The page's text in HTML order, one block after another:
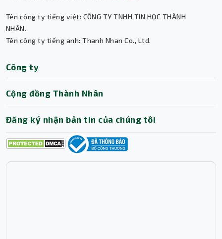
Tích hợp micro thuận tiện cho cuộc gọi
Tai nghe Sony WI-C100 tích hợp
hỗ trợ đàm thoại rõ ràng, không tiếng ồn. Đây là một
Tên công ty tiếng việt: CÔNG TY TNHH TIN HỌC THÀNH
NHÂN.
Tên công ty tiếng anh: Thanh Nhan Co., Ltd.
Công ty
Cộng đồng Thành Nhân
Đăng ký nhận bản tin của chúng tôi